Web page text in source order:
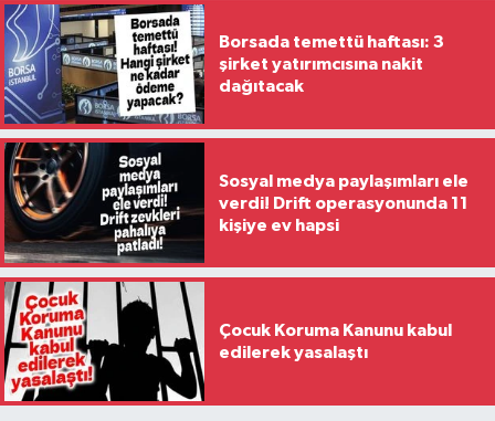
Borsada temettü haftası: 3
şirket yatırımcısına nakit
dağıtacak
Sosyal medya paylaşımları ele
verdi! Drift operasyonunda 11
kişiye ev hapsi
Çocuk Koruma Kanunu kabul
edilerek yasalaştı